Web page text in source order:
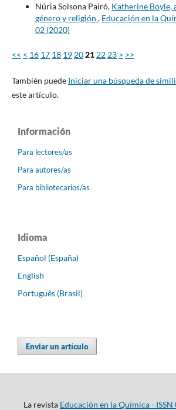
Núria Solsona Pairó, Katherine Boyle,
género y religión , Educación en la
02 (2020)
<< < 16 17 18 19 2021 22 23 > >>
También puede Iniciar una búsqueda de
este artículo.
Información
Para lectores/as
Para autores/as
Para bibliotecarios/as
Idioma
Español (España)
English
Português (Brasil)
Enviar un artículo
La revista Educación en la Química -